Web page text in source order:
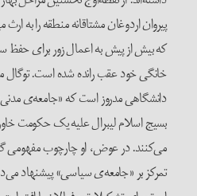
پیروان اردوغان مشتاقانه منطقه را به ارث
که بیش از پیش به اعمال زور برای
خانگی‌ خود عقب رانده شده است. توگال
دانشگاهی مدروز است که «جامعه‌ی
بسیج اسلام لیبرال علیه یک حکومت
می‌کنند. در عوض، او چارچوب مفهومی
تمرکز بر «جامعه‌ی سیاسی» پیشنهاد